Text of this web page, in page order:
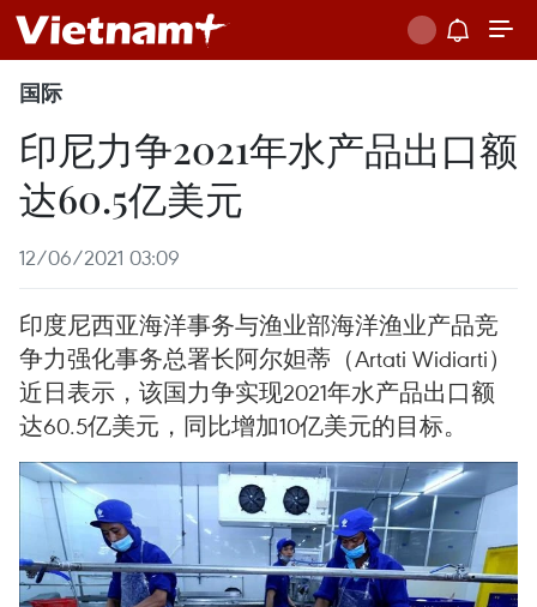
国际
印尼力争2021年水产品出口额
达60.5亿美元
12/06/2021 03:09
印度尼西亚海洋事务与渔业部海洋渔业产品竞
争力强化事务总署长阿尔妲蒂（Artati Widiarti）
近日表示，该国力争实现2021年水产品出口额
达60.5亿美元，同比增加10亿美元的目标。